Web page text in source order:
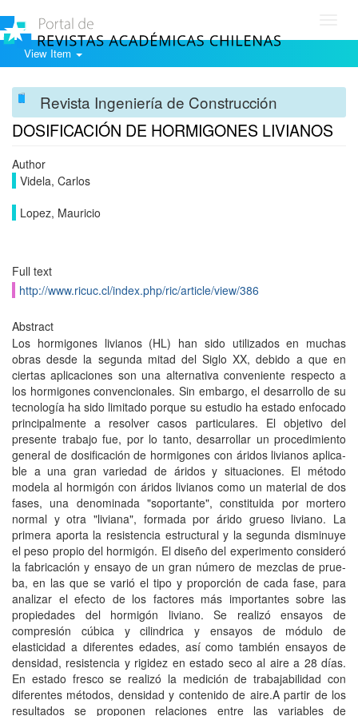
View Item
Revista Ingeniería de Construcción
DOSIFICACIÓN DE HORMIGONES LIVIANOS
Author
Videla, Carlos
Lopez, Mauricio
Full text
http://www.ricuc.cl/index.php/ric/article/view/386
Abstract
Los hormigones livianos (HL) han sido utilizados en muchas
obras desde la segunda mitad del Siglo XX, debido a que en
ciertas aplicaciones son una alternativa conveniente respecto a
los hormigones convencionales. Sin embargo, el desarrollo de su
tecnología ha sido limitado porque su estudio ha estado enfocado
principalmente a resolver casos particulares. El objetivo del
presente traba­jo fue, por lo tanto, desarrollar un procedimiento
general de dosificación de hormigones con áridos livianos aplica­
ble a una gran variedad de áridos y situaciones. El método
modela al hormigón con áridos livianos como un material de dos
fases, una denominada "soportante", constituida por mortero
normal y otra "liviana", formada por árido grueso liviano. La
primera aporta la resistencia estruc­tural y la segunda disminuye
el peso propio del hormigón. El diseño del experimento consideró
la fabri­cación y ensayo de un gran número de mezclas de prue­
ba, en las que se varió el tipo y proporción de cada fase, para
analizar el efecto de los factores más importantes sobre las
propiedades del hormigón liviano. Se realizó ensayos de
compresión cúbica y cilindrica y ensayos de módulo de
elasticidad a diferentes edades, así como tam­bién ensayos de
densidad, resistencia y rigidez en estado seco al aire a 28 días.
En estado fresco se realizó la medición de trabajabilidad con
diferentes métodos, densi­dad y contenido de aire.A partir de los
resultados se proponen relaciones entre las variables de